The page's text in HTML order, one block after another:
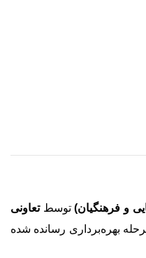
و فرهنگیان)توسطتعاونی
بهره‌برداری رسانده شده